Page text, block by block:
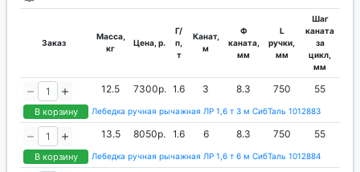
Заказ
Масса,
кг
Цена, р.
Г/
п,
т
Канат,
м
Ф
каната,
мм
L
ручки,
мм
Шаг
каната
за
цикл,
мм
В корзину
12.5 7300р. 1.6 3 8.3 750 55
Лебедка ручная рычажная ЛР 1,6 т 3 м СибТаль 1012883
В корзину
13.5 8050р. 1.6 6 8.3 750 55
Лебедка ручная рычажная ЛР 1,6 т 6 м СибТаль 1012884